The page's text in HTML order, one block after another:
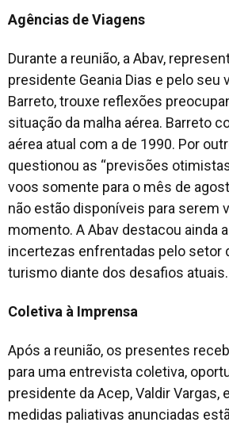
Agências de Viagens
Durante a reunião, a Abav,
presidente Geania Dias e pelo seu
Barreto, trouxe reflexões
situação da malha aérea. Barreto
aérea atual com a de 1990. Por
questionou as “previsões
voos somente para o mês de
não estão disponíveis para serem
momento. A Abav destacou ainda
incertezas enfrentadas pelo setor
turismo diante dos desafios atuais.
Coletiva à Imprensa
Após a reunião, os presentes
para uma entrevista coletiva,
presidente da Acep, Valdir Vargas,
medidas paliativas anunciadas